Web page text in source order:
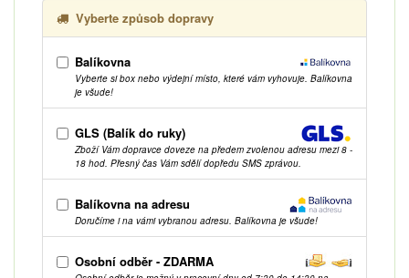
Vyberte způsob dopravy
Balíkovna
Vyberte si box nebo výdejní místo, které vám vyhovuje. Balíkovna
je všude!
GLS (Balík do ruky)
Zboží Vám dopravce doveze na předem zvolenou adresu mezi 8 -
18 hod. Přesný čas Vám sdělí dopředu SMS zprávou.
Balíkovna na adresu
Doručíme i na vámi vybranou adresu. Balíkovna je všude!
Osobní odběr - ZDARMA